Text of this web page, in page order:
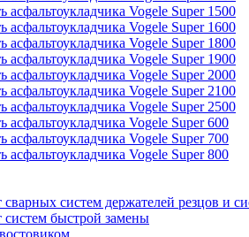
асфальтоукладчика Vogele Super 1500
асфальтоукладчика Vogele Super 1600
асфальтоукладчика Vogele Super 1800
асфальтоукладчика Vogele Super 1900
асфальтоукладчика Vogele Super 2000
асфальтоукладчика Vogele Super 2100
асфальтоукладчика Vogele Super 2500
асфальтоукладчика Vogele Super 600
асфальтоукладчика Vogele Super 700
асфальтоукладчика Vogele Super 800
сварных систем держателей резцов и
систем быстрой замены